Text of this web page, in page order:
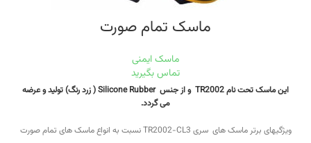
ماسک تمام صورت
ماسک ایمنی
تماس بگیرید
اين ماسک تحت نام TR2002 و از جنس Silicone Rubber ( زرد رنگ) توليد و عرضه
می گردد.
ويژگيهای برتر ماسک های سری TR2002-CL3 نسبت به انواع ماسک های تمام صورت